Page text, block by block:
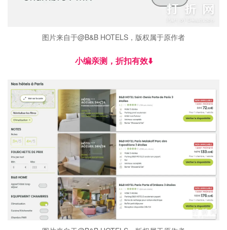
图片来自于@B&B HOTELS，版权属于原作者
小编亲测，折扣有效⬇️